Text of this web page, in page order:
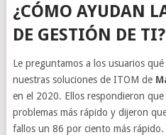
¿CÓMO AYUDAN
DE GESTIÓN DE TI?
Le preguntamos a los usuarios
nuestras soluciones de ITOM de
en el 2020. Ellos respondieron
problemas más rápido y dijeron
fallos un 86 por ciento más rápido.